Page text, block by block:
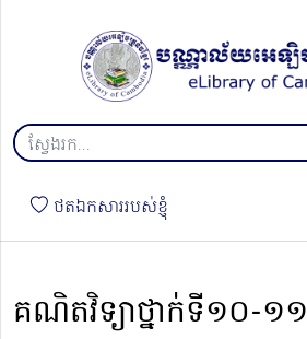
ថតឯកសាររបស់ខ្ញុំ
គណិតវិទ្យាថ្នាក់ទី១០-១១